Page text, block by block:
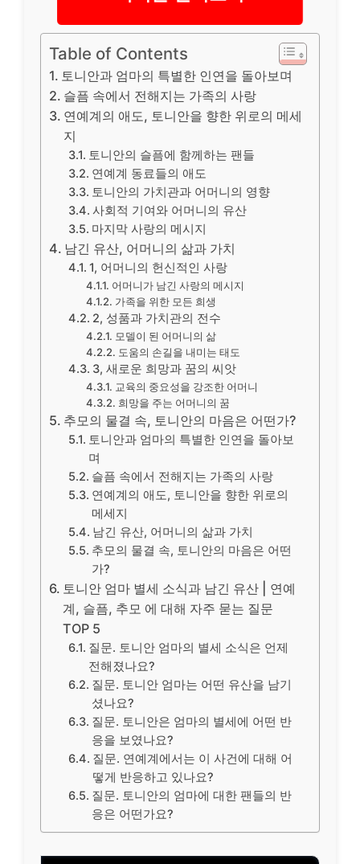
Table of Contents
토니안과 엄마의 특별한 인연을 돌아보며
슬픔 속에서 전해지는 가족의 사랑
연예계의 애도, 토니안을 향한 위로의 메세
지
토니안의 슬픔에 함께하는 팬들
연예계 동료들의 애도
토니안의 가치관과 어머니의 영향
사회적 기여와 어머니의 유산
마지막 사랑의 메시지
남긴 유산, 어머니의 삶과 가치
1, 어머니의 헌신적인 사랑
어머니가 남긴 사랑의 메시지
가족을 위한 모든 희생
2, 성품과 가치관의 전수
모델이 된 어머니의 삶
도움의 손길을 내미는 태도
3, 새로운 희망과 꿈의 씨앗
교육의 중요성을 강조한 어머니
희망을 주는 어머니의 꿈
추모의 물결 속, 토니안의 마음은 어떤가?
토니안과 엄마의 특별한 인연을 돌아보
며
슬픔 속에서 전해지는 가족의 사랑
연예계의 애도, 토니안을 향한 위로의
메세지
남긴 유산, 어머니의 삶과 가치
추모의 물결 속, 토니안의 마음은 어떤
가?
토니안 엄마 별세 소식과 남긴 유산 | 연예
계, 슬픔, 추모 에 대해 자주 묻는 질문
TOP 5
질문. 토니안 엄마의 별세 소식은 언제
전해졌나요?
질문. 토니안 엄마는 어떤 유산을 남기
셨나요?
질문. 토니안은 엄마의 별세에 어떤 반
응을 보였나요?
질문. 연예계에서는 이 사건에 대해 어
떻게 반응하고 있나요?
질문. 토니안의 엄마에 대한 팬들의 반
응은 어떤가요?